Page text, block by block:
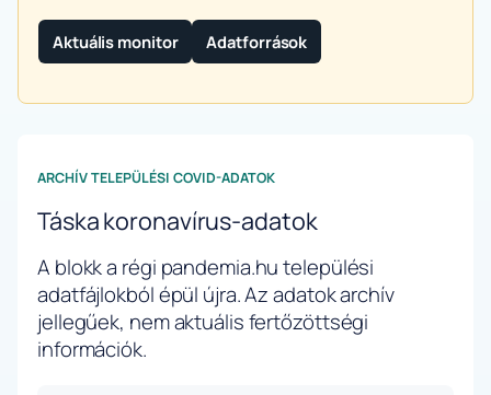
Aktuális monitor Adatforrások
ARCHÍV TELEPÜLÉSI COVID-ADATOK
Táska koronavírus-adatok
A blokk a régi pandemia.hu települési
adatfájlokból épül újra. Az adatok archív
jellegűek, nem aktuális fertőzöttségi
információk.